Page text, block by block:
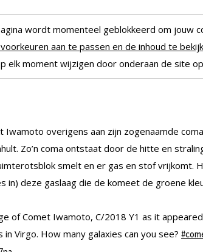
wordt momenteel geblokkeerd om jouw
aan te passen en de inhoud te
elk moment wijzigen door onderaan de site
Iwamoto overigens aan zijn zogenaamde
Zo’n coma ontstaat door de hitte en
smelt en er gas en stof vrijkomt.
in) deze gaslaag die de komeet de groene
of Comet Iwamoto, C/2018 Y1 as it
Virgo. How many galaxies can you see?